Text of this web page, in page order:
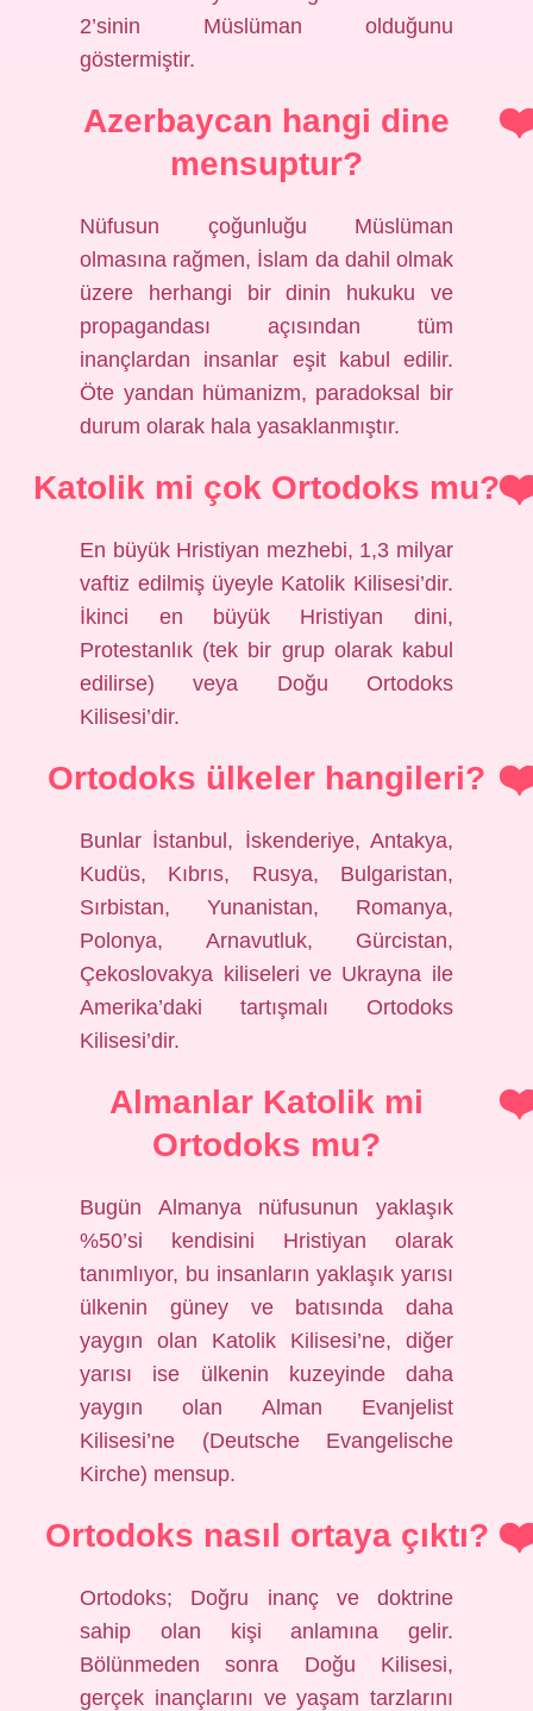
2’sinin Müslüman olduğunu
göstermiştir.
Azerbaycan hangi dine
mensuptur?
Nüfusun çoğunluğu Müslüman
olmasına rağmen, İslam da dahil olmak
üzere herhangi bir dinin hukuku ve
propagandası açısından tüm
inançlardan insanlar eşit kabul edilir.
Öte yandan hümanizm, paradoksal bir
durum olarak hala yasaklanmıştır.
Katolik mi çok Ortodoks mu?
En büyük Hristiyan mezhebi, 1,3 milyar
vaftiz edilmiş üyeyle Katolik Kilisesi’dir.
İkinci en büyük Hristiyan dini,
Protestanlık (tek bir grup olarak kabul
edilirse) veya Doğu Ortodoks
Kilisesi’dir.
Ortodoks ülkeler hangileri?
Bunlar İstanbul, İskenderiye, Antakya,
Kudüs, Kıbrıs, Rusya, Bulgaristan,
Sırbistan, Yunanistan, Romanya,
Polonya, Arnavutluk, Gürcistan,
Çekoslovakya kiliseleri ve Ukrayna ile
Amerika’daki tartışmalı Ortodoks
Kilisesi’dir.
Almanlar Katolik mi
Ortodoks mu?
Bugün Almanya nüfusunun yaklaşık
%50’si kendisini Hristiyan olarak
tanımlıyor, bu insanların yaklaşık yarısı
ülkenin güney ve batısında daha
yaygın olan Katolik Kilisesi’ne, diğer
yarısı ise ülkenin kuzeyinde daha
yaygın olan Alman Evanjelist
Kilisesi’ne (Deutsche Evangelische
Kirche) mensup.
Ortodoks nasıl ortaya çıktı?
Ortodoks; Doğru inanç ve doktrine
sahip olan kişi anlamına gelir.
Bölünmeden sonra Doğu Kilisesi,
gerçek inançlarını ve yaşam tarzlarını